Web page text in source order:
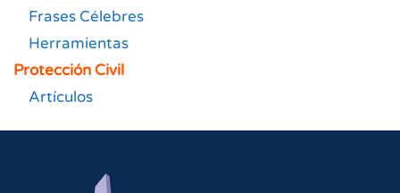
Frases Célebres
Herramientas
Protección Civil
Artículos